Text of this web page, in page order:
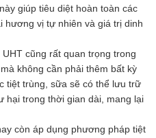
giúp tiêu diệt hoàn toàn các
hương vị tự nhiên và giá trị dinh
cũng rất quan trọng trong
không cần phải thêm bất kỳ
tiệt trùng, sữa sẽ có thể lưu trữ
hại trong thời gian dài, mang lại
còn áp dụng phương pháp tiệt